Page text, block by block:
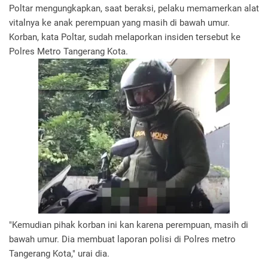
Poltar mengungkapkan, saat beraksi, pelaku memamerkan alat
vitalnya ke anak perempuan yang masih di bawah umur.
Korban, kata Poltar, sudah melaporkan insiden tersebut ke
Polres Metro Tangerang Kota.
"Kemudian pihak korban ini kan karena perempuan, masih di
bawah umur. Dia membuat laporan polisi di Polres metro
Tangerang Kota," urai dia.